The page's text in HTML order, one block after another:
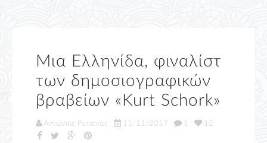
Μια Ελληνίδα, φιναλίστ
των δημοσιογραφικών
βραβείων «Kurt Schork»
Αντώνιος Ρεπανάς 11/11/2017 1 12